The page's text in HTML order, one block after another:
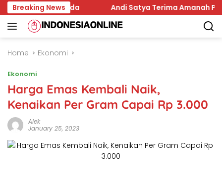
Skip
to
content
Breaking News
Samarinda Andi Satya Terima Amanah Pimpin
Home Ekonomi
Ekonomi
Harga Emas Kembali Naik,
Kenaikan Per Gram Capai Rp 3.000
Alek
January 25, 2023